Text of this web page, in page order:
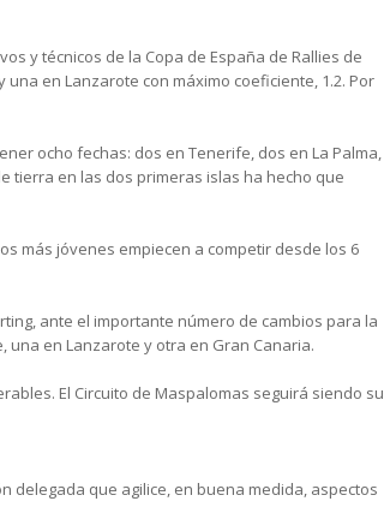
y técnicos de la Copa de España de Rallies de
en Lanzarote con máximo coeficiente, 1.2. Por
ocho fechas: dos en Tenerife, dos en La Palma,
tierra en las dos primeras islas ha hecho que
más jóvenes empiecen a competir desde los 6
ante el importante número de cambios para la
en Lanzarote y otra en Gran Canaria.
El Circuito de Maspalomas seguirá siendo su
delegada que agilice, en buena medida, aspectos